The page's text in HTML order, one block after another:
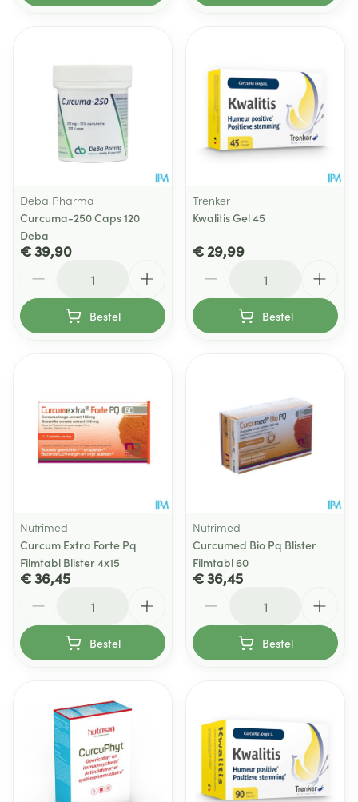
Deba Pharma
Curcuma-250 Caps 120
Deba
€ 39,90
Bestel
Trenker
Kwalitis Gel 45
€ 29,99
Bestel
Nutrimed
Curcum Extra Forte Pq
Filmtabl Blister 4x15
€ 36,45
Bestel
Nutrimed
Curcumed Bio Pq Blister
Filmtabl 60
€ 36,45
Bestel